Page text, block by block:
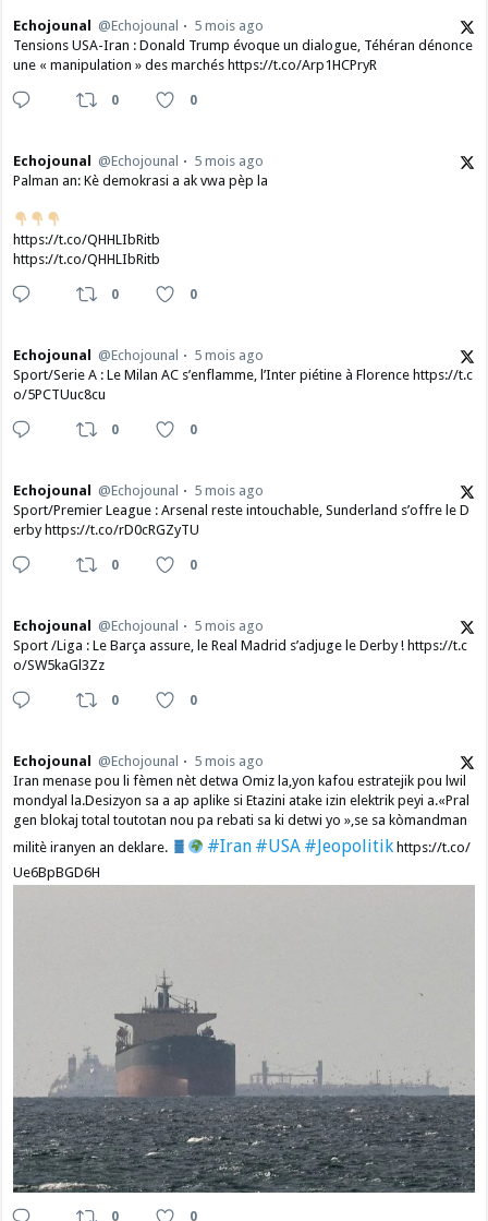
Echojounal @Echojounal
5 mois ago
Tensions USA-Iran : Donald Trump évoque un dialogue, Téhéran dénonce
une « manipulation » des marchés https://t.co/Arp1HCPryR
0 0
Echojounal @Echojounal
5 mois ago
Palman an: Kè demokrasi a ak vwa pèp la
https://t.co/QHHLIbRitb
https://t.co/QHHLIbRitb
0 0
Echojounal @Echojounal
5 mois ago
Sport/Serie A : Le Milan AC s’enflamme, l’Inter piétine à Florence https://t.c
o/5PCTUuc8cu
0 0
Echojounal @Echojounal
5 mois ago
Sport/Premier League : Arsenal reste intouchable, Sunderland s’offre le D
erby https://t.co/rD0cRGZyTU
0 0
Echojounal @Echojounal
5 mois ago
Sport /Liga : Le Barça assure, le Real Madrid s’adjuge le Derby ! https://t.c
o/SW5kaGl3Zz
0 0
Echojounal @Echojounal
5 mois ago
Iran menase pou li fèmen nèt detwa Omiz la,yon kafou estratejik pou lwil
mondyal la.Desizyon sa a ap aplike si Etazini atake izin elektrik peyi a.​«Pral
gen blokaj total toutotan nou pa rebati sa ki detwi yo »,se sa kòmandman
militè iranyen an deklare.
#Iran #USA #Jeopolitikhttps://t.co/
Ue6BpBGD6H
0 0